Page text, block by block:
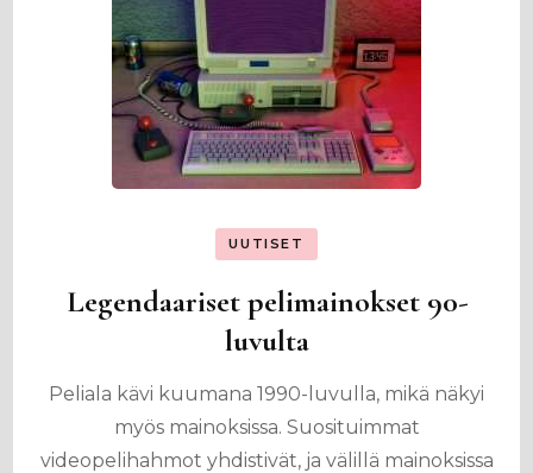
UUTISET
Legendaariset pelimainokset 90-
luvulta
Peliala kävi kuumana 1990-luvulla, mikä näkyi
myös mainoksissa. Suosituimmat
videopelihahmot yhdistivät, ja välillä mainoksissa